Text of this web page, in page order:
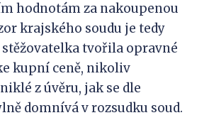
hodnotám za nakoupenou
krajského soudu je tedy
tvořila opravné
kupní ceně, nikoliv
z úvěru, jak se dle
domnívá v rozsudku soud.